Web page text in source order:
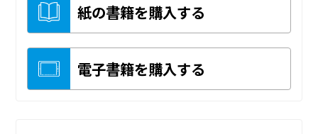
紙の書籍を購入する
電子書籍を購入する